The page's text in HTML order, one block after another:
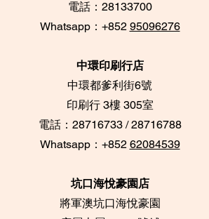
電話：28133700
​Whatsapp：+852 95096276
中環印刷行店
中環都爹利街6號
​印刷行 3樓 305室
電話：28716733 / 28716788
Whatsapp：+852 62084539
坑口海悅豪園店
將軍澳坑口海悅豪園